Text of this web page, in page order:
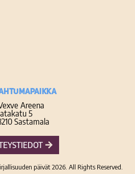
Areena
5
Sastamala
päivät 2026. All Rights Reserved.